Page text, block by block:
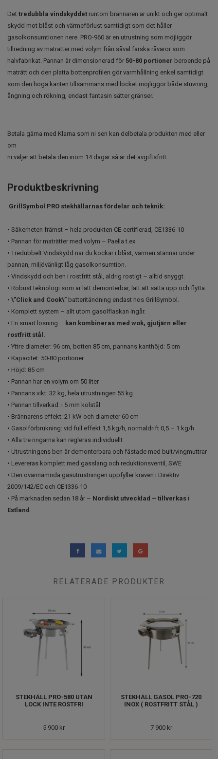
Det tredubbla vindskyddet runtom brännaren är unikt och ger optimalt
skydd mot blåst och värmeförlust samtidigt som det håller
gasolkonsumtionen nere. PRO-960 är en utrustning som möjliggör
tillredning av maträtter med volym från såväl färska råvaror som
halvfabrikat. Pannan är dimensionerad för 50-80 portioner beroende på
maträtt och den platta bottenprofilen gör varmhållning enkel samtidigt
som den höga kanten tillsammans med locket möjliggör både stuvning,
ångning och rökning, endast fantasin sätter gränser.
Betala gärna med Klarna som ni sen kan delbetala produkten med eller
om
ni väljer att betala den inom 14 dagar så är det avgiftsfritt.
Produktbeskrivning
GrillSymbol PRO stekhällarnas fördelar och teknik:
• Säkerheten främst – hela produkten CE-certifierad, CE1336-10
• Pannan för maträtter med volym – Paella t.ex.
• Tredubbelt Vindskydd när du kockar i blåst, värmen stannar under
pannan, miljövänligt låg gasolkonsumtion.
• Vindskydd och ben i rostfritt stål, aldrig rostigt – alltid snyggt.
• Robust teknologi som är lätt demonterbar, lätt att sätta upp och flytta.
• \”Click and Cook\” batteritändning endast hos GrillSymbol.
• Komplett system – allt utom gasolflaskan ingår.
• En smart lösning – kan kombineras med wok, gjutjärn eller
rostfritt stål.
• Yttre diameter: 96 cm, botten 85 cm, pannans kanthöjd: 5 cm
• Kapacitet: 50-80 portioner
• Höjd: 85 cm
• Pannan har en volym om 50 liter
• Pannans vikt: 32 kg, hela utrustningen 55 kg
• Pannan tillverkad: i 5 mm kolstål
• Brännarens effekt: 21 kW och diameter 60 cm
• Gasolförbrukning: vid full effekt 1,5 kg/h, normaldrift 0,5 – 1 kg/h
• Alla tre ringarna kan regleras individuellt
• Utrustningens ben är demonterbara och fästade med bult/vingmuttrar
• Levereras komplett med gasslang och reduktionsventil, SWE
• Den ovannämnda gasutrustningen uppfyller kraven i Direktiv
2009/142/EC och CE1336-10
• På marknaden sedan 18 år – Nordiskt utvecklad – tillverkas i
Estland .
RELATERADE PRODUKTER
STEKHÄLL PRO-580 UTAN
LOCK INTE ROSTFRI
5 900 kr
STEKHÄLL GASOL PRO-720
INOX ( ROSTFRITT STÅL )
7 900 kr